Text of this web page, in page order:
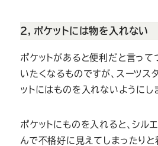
２，ポケットには物を入れない
ポケットがあると便利だと言って
いたくなるものですが、スーツス
ットにはものを入れないようにし
ポケットにものを入れると、シル
んで不格好に見えてしまったり